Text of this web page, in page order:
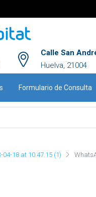
Calle San
Huelva, 21004
Formulario de Consulta
18 at 10.47.15 (1)